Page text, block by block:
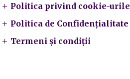
Politica privind cookie-urile
Politica de Confidențialitate
Termeni și condiții